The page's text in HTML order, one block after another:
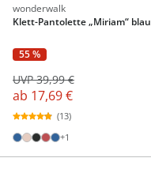
wonderwalk
Klett-Pantolette „Miriam“ blau
55 %
ab 17,69 €
UVP 39,99 €
(13)
+1